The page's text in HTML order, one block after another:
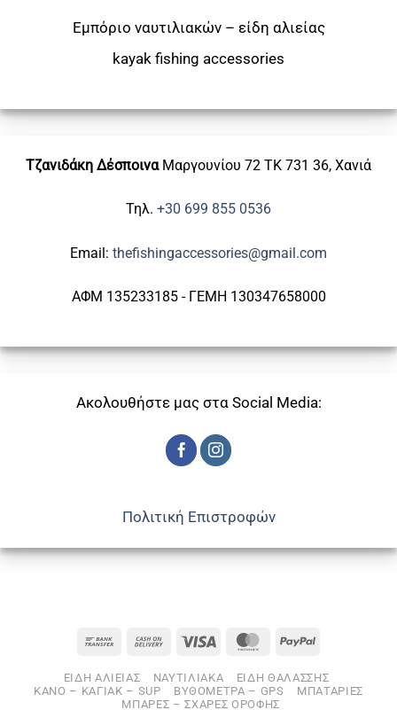
Εμπόριο ναυτιλιακών – είδη αλιείας
kayak fishing accessories
Τζανιδάκη Δέσποινα Μαργουνίου 72 ΤΚ 731 36, Χανιά
Τηλ. +30 699 855 0536
Email: thefishingaccessories@gmail.com
ΑΦΜ 135233185 - ΓΕΜΗ 130347658000
Ακολουθήστε μας στα Social Media:
Πολιτική Επιστροφών
Bank
Cash
Delivery
Visa MasterCardPayPal
ΕΙΔΗ ΑΛΙΕΙΑΣ ΝΑΥΤΙΛΙΑΚΑ
ΕΙΔΗ ΘΑΛΑΣΣΗΣ
ΚΑΝΟ – ΚΑΓΙΑΚ – SUP
ΒΥΘΟΜΕΤΡΑ – GPS
ΜΠΑΤΑΡΙΕΣ
ΜΠΑΡΕΣ – ΣΧΑΡΕΣ ΟΡΟΦΗΣ